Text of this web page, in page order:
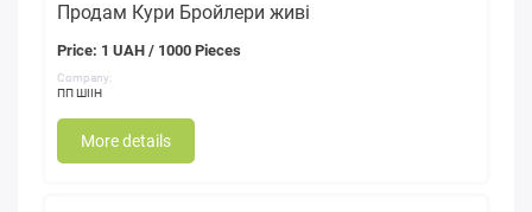
Продам Кури Бройлери живі
Price: 1 UAH / 1000 Pieces
Company:
ПП ШІІН
More details